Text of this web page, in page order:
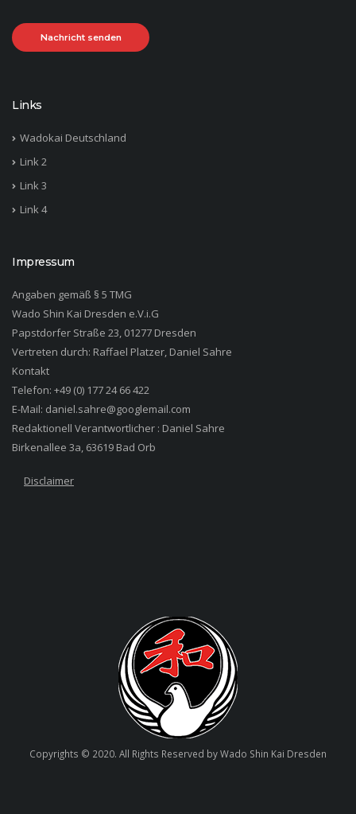
Links
Wadokai Deutschland
Link 2
Link 3
Link 4
Impressum
Angaben gemäß § 5 TMG
Wado Shin Kai Dresden e.V.i.G
Papstdorfer Straße 23, 01277 Dresden
Vertreten durch: Raffael Platzer, Daniel Sahre
Kontakt
Telefon: +49 (0) 177 24 66 422
E-Mail: daniel.sahre@googlemail.com
Redaktionell Verantwortlicher : Daniel Sahre
Birkenallee 3a, 63619 Bad Orb
Disclaimer
Copyrights © 2020. All Rights Reserved by Wado Shin Kai Dresden